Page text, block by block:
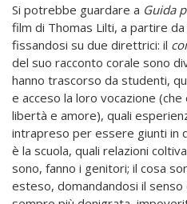
Si potrebbe guardare a Guida
film di Thomas Lilti, a partire
fissandosi su due direttrici: il
del suo racconto corale sono
hanno trascorso da studenti,
e acceso la loro vocazione
libertà e amore), quali
intrapreso per essere giunti in
è la scuola, quali relazioni
sono, fanno i genitori; il cosa
esteso, domandandosi il